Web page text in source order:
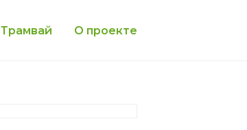
Трамвай О проекте